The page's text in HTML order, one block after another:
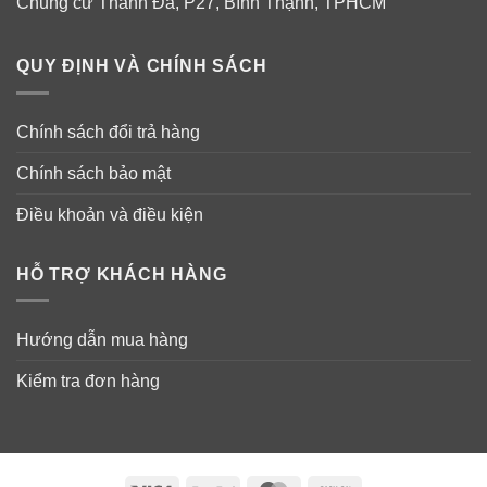
Copper (Đồng)
ngăn ngừa lão hóa sớm, tăng sản xuất năng lượng.
chậm mãn dục nam.
QUY ĐỊNH VÀ CHÍNH SÁCH
Chính sách đổi trả hàng
Chính sách bảo mật
Điều khoản và điều kiện
HỖ TRỢ KHÁCH HÀNG
Hướng dẫn mua hàng
Kiểm tra đơn hàng